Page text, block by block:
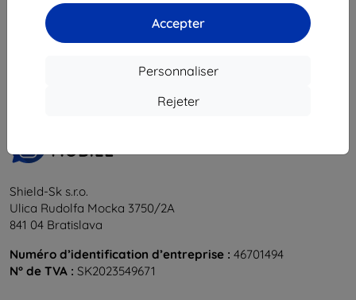
Accepter
Personnaliser
Rejeter
du total
Shield-Sk s.r.o.
Ulica Rudolfa Mocka 3750/2A
841 04 Bratislava
Numéro d’identification d’entreprise : 46701494
N° de TVA : SK2023549671